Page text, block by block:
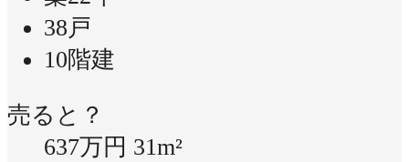
38戸
10階建
売ると？
637万円 31m²